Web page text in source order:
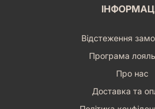
Відстеження
Програма
Про нас
Доставка та